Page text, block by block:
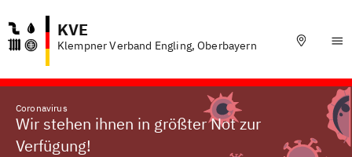
KVE
Klempner Verband Engling, Oberbayern
Coronavirus
Wir stehen ihnen in größter Not zur
Verfügung!